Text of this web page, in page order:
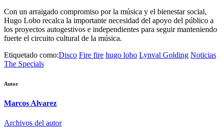
Con un arraigado compromiso por la música y el bienestar social,
Hugo Lobo recalca la importante necesidad del apoyo del público a
los proyectos autogestivos e independientes para seguir manteniendo
fuerte el circuito cultural de la música.
Etiquetado como:Disco Fire fire hugo lobo Lynval Golding Noticias
The Specials
Autor
Marcos Alvarez
Archivos del autor